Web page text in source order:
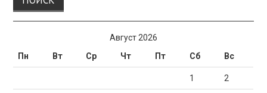
Август 2026
Пн
Вт Ср Чт Пт Сб Вс
1 2